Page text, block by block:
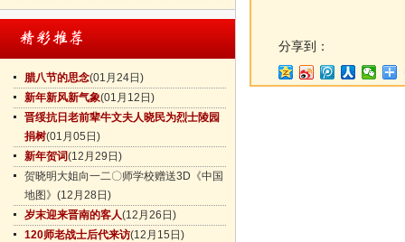
腊八节的思念(01月24日)
新年新风新气象(01月12日)
晋绥抗日老前辈牛文夫人晓民为烈士陵园
捐树(01月05日)
新年贺词(12月29日)
贺晓明大姐向一二〇师学校赠送3D《中国
地图》 (12月28日)
岁末迎来晋南的客人(12月26日)
120师老战士后代来访(12月15日)
分享到：